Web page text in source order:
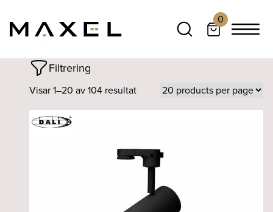
0
Filtrering
Visar 1–20 av 104 resultat